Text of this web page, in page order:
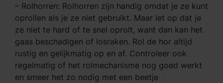
– Rolhorren: Rolhorren zijn handig omdat je ze kunt
oprollen als je ze niet gebruikt. Maar let op dat je
ze niet te hard of te snel oprolt, want dan kan het
gaas beschadigen of losraken. Rol de hor altijd
rustig en gelijkmatig op en af. Controleer ook
regelmatig of het rolmechanisme nog goed werkt
en smeer het zo nodig met een beetje